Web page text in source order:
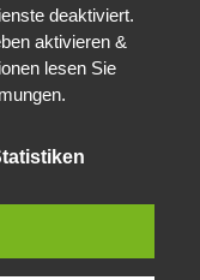
deaktiviert.
aktivieren &
lesen Sie